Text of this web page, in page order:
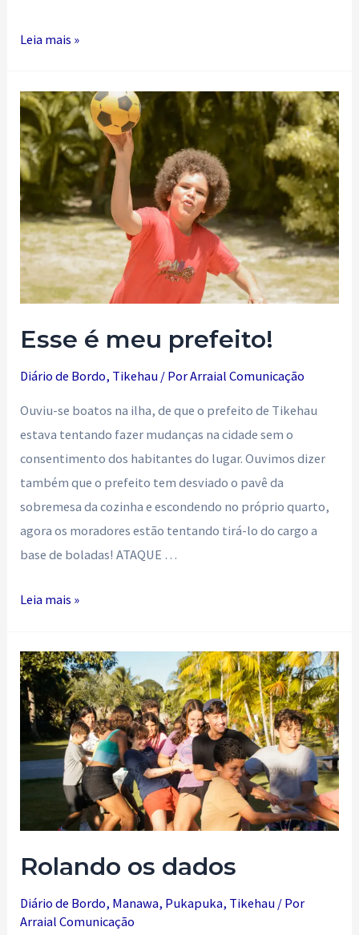
Ilha
Leia mais »
Esse é meu prefeito!
Diário de Bordo, Tikehau / PorArraial Comunicação
Ouviu-se boatos na ilha, de que o prefeito de Tikehau
estava tentando fazer mudanças na cidade sem o
consentimento dos habitantes do lugar. Ouvimos dizer
também que o prefeito tem desviado o pavê da
sobremesa da cozinha e escondendo no próprio quarto,
agora os moradores estão tentando tirá-lo do cargo a
base de boladas! ATAQUE …
Esse
prefeito!
Leia mais »
Rolando os dados
Diário de Bordo, Manawa, Pukapuka, Tikehau / Por
Arraial Comunicação